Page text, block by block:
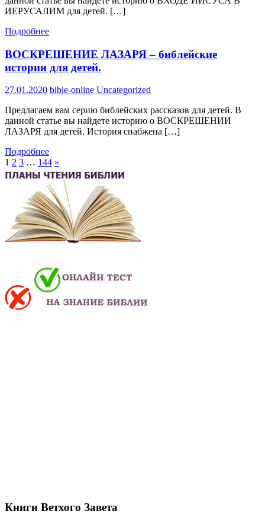
ИЕРУСАЛИМ для детей. […]
Подробнее
ВОСКРЕШЕНИЕ ЛАЗАРЯ – библейские
истории для детей.
27.01.2020 bible-online Uncategorized
Предлагаем вам серию библейских рассказов для детей. В
данной статье вы найдете историю о ВОСКРЕШЕНИИ
ЛАЗАРЯ для детей. История снабжена […]
Подробнее
1 2 3 … 144 »
Книги Ветхого Завета